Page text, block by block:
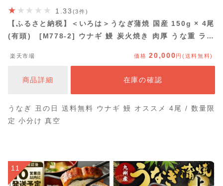
1.33 (3件)
【ふるさと納税】＜いろは＞うなぎ蒲焼 国産 150g × 4尾
(有頭) [M778-2] ウナギ 鰻 炭火焼き 肉厚 うな重 ラン
楽天市場 価格20,000円(送料無料)
商品詳細 在庫の確認
うなぎ 丑の日 送料無料 ウナギ 鰻 オススメ 4尾 / 数量限
定 小分け 真空
11